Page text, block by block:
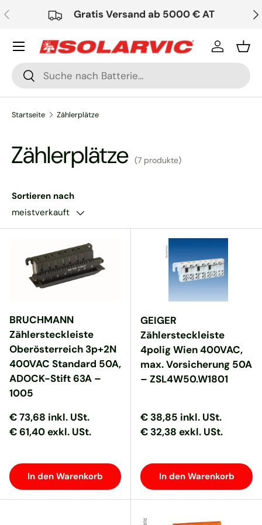
Direkt zum Inhalt
Vorherige Gratis Versand ab 5000 € AT
Suchen
Suchen
Einloggen
Startseite Zählerplätze
Zählerplätze (7 produkte)
Sortieren nach
meistverkauft
BRUCHMANN
Zählersteckleiste
Oberösterreich 3p+2N
400VAC Standard 50A,
ADOCK-Stift 63A –
1005
Normaler Preis
Normaler Preis
€ 73,68 inkl. USt.
€ 61,40 exkl. USt.
In den Warenkorb
GEIGER
Zählersteckleiste
4polig Wien 400VAC,
max. Vorsicherung 50A
– ZSL4W50.W1801
Normaler Preis
Normaler Preis
€ 38,85 inkl. USt.
€ 32,38 exkl. USt.
In den Warenkorb